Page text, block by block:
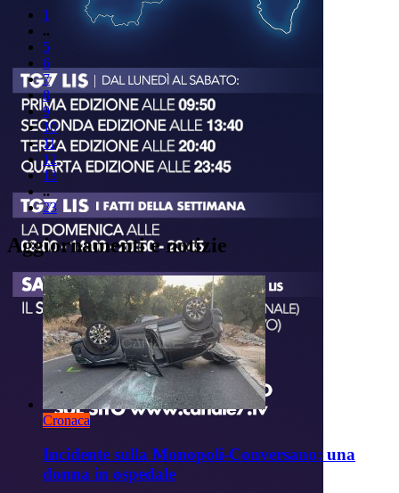
1
..
5
6
7
8
9
10
11
12
13
..
23
Aggiornamenti e notizie
Cronaca
Incidente sulla Monopoli-Conversano: una
donna in ospedale